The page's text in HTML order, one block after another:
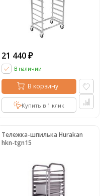
21 440 ₽
В наличии
В корзину
Купить в 1 клик
Тележка-шпилька Hurakan
hkn-tgn15